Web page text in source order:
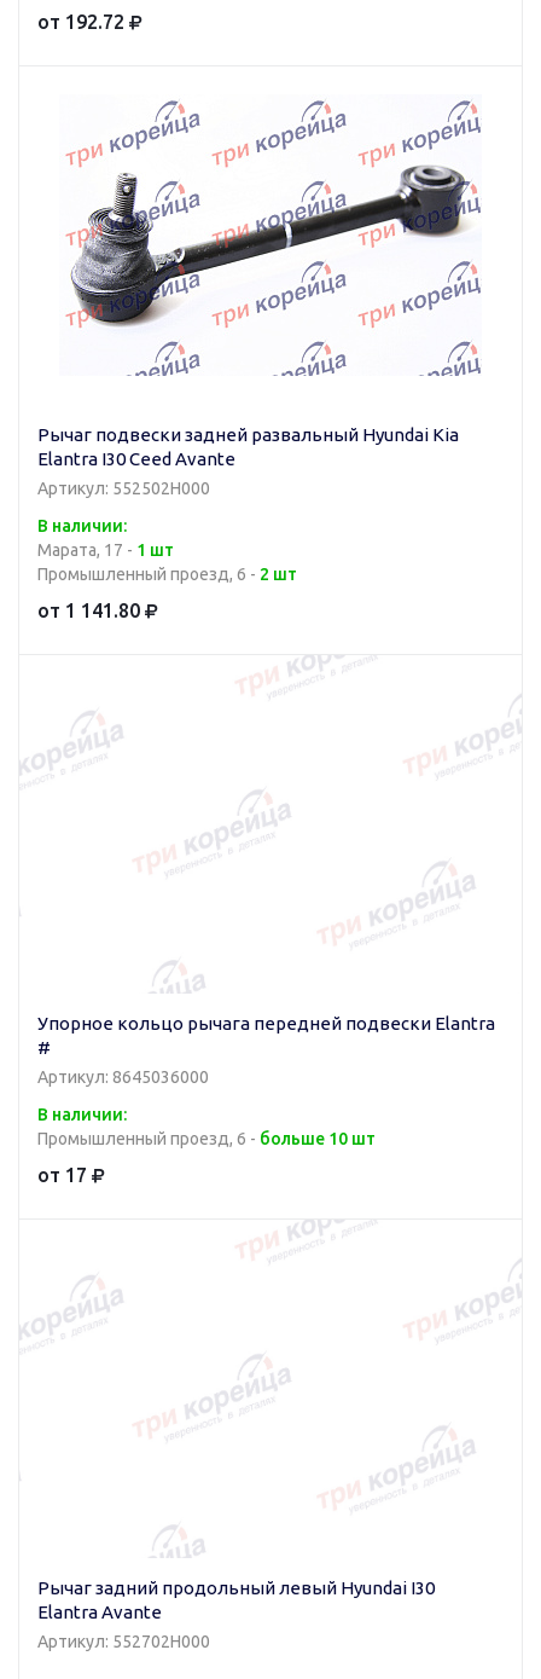
от 192.72
Рычаг подвески задней развальный Hyundai Kia
Elantra I30 Ceed Avante
Артикул: 552502H000
В наличии:
Марата, 17 - 1 шт
Промышленный проезд, 6 - 2 шт
от 1 141.80
Упорное кольцо рычага передней подвески Elantra
#
Артикул: 8645036000
В наличии:
Промышленный проезд, 6 - больше 10 шт
от 17
Рычаг задний продольный левый Hyundai I30
Elantra Avante
Артикул: 552702H000